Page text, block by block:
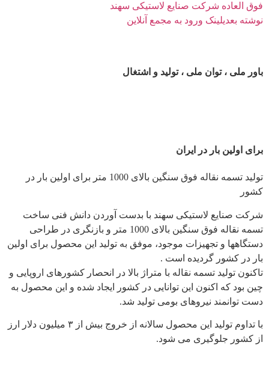
فوق العاده شرکت صنایع لاستیکی سهند
نوشته بعدیلینک ورود به مجمع آنلاین
باور ملی ، توان ملی ، تولید و اشتغال
برای اولین بار در ایران
تولید تسمه نقاله فوق سنگین بالای 1000 متر برای اولین بار در
کشور
شرکت صنایع لاستیکی سهند با بدست آوردن دانش فنی ساخت
تسمه نقاله فوق سنگین بالای 1000 متر و بازنگری در طراحی
دستگاهها و تجهیزات موجود، موفق به تولید این محصول برای اولین
بار در کشور گردیده است .
تاکنون تولید تسمه نقاله با متراژ بالا در انحصار کشورهای اروپایی و
چین بود که اکنون این توانایی در کشور ایجاد شده و این محصول به
دست توانمند نیروهای بومی تولید شد.
با تداوم تولید این محصول سالانه از خروج بیش از ۳ میلیون دلار ارز
از کشور جلوگیری می شود.